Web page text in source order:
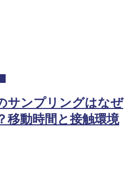
サンプリングはなぜ
移動時間と接触環境